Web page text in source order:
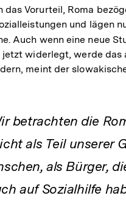
das Vorurteil, Roma
und lägen
Auch wenn eine neue
jetzt widerlegt, werde das
meint der
betrachten die
als Teil unserer
als Bürger,
auf Sozialhilfe